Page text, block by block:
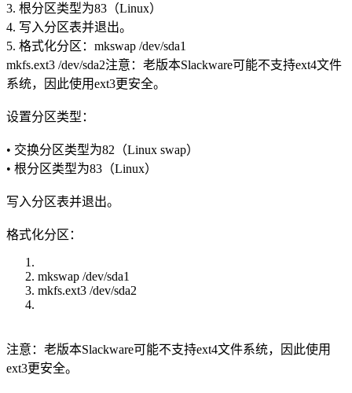
3. 根分区类型为83（Linux）
4. 写入分区表并退出。
5. 格式化分区：mkswap /dev/sda1
mkfs.ext3 /dev/sda2注意：老版本Slackware可能不支持ext4文件
系统，因此使用ext3更安全。
设置分区类型：
• 交换分区类型为82（Linux swap）
• 根分区类型为83（Linux）
写入分区表并退出。
格式化分区：
mkswap /dev/sda1
mkfs.ext3 /dev/sda2
注意：老版本Slackware可能不支持ext4文件系统，因此使用
ext3更安全。